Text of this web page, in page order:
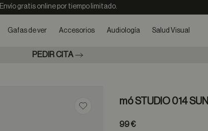
Envío gratis online por tiempo limitado.
Gafas de ver Accesorios Audiología Salud Visual
PEDIR CITA
Guardar en favoritos
mó STUDIO 014 SUN
99 €